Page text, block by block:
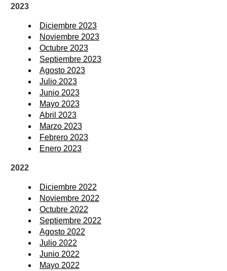
2023
Diciembre 2023
Noviembre 2023
Octubre 2023
Septiembre 2023
Agosto 2023
Julio 2023
Junio 2023
Mayo 2023
Abril 2023
Marzo 2023
Febrero 2023
Enero 2023
2022
Diciembre 2022
Noviembre 2022
Octubre 2022
Septiembre 2022
Agosto 2022
Julio 2022
Junio 2022
Mayo 2022